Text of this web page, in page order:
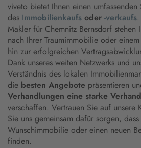
viveto bietet Ihnen einen
des Immobilienkaufs oder -verkaufs
Makler für Chemnitz Bernsdorf stehen
nach Ihrer Traumimmobilie oder
hin zur erfolgreichen
Dank unseres weiten Netzwerks und
Verständnis des lokalen
die besten Angebote präsentieren
Verhandlungen eine starke
verschaffen. Vertrauen Sie auf unsere
Sie uns gemeinsam dafür sorgen,
Wunschimmobilie oder einen neuen
finden.